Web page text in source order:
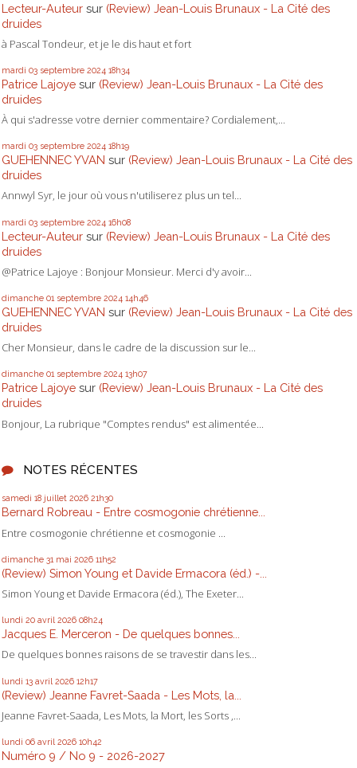
Lecteur-Auteur sur (Review) Jean-Louis Brunaux - La Cité des
druides
à Pascal Tondeur, et je le dis haut et fort
mardi 03 septembre 2024 18h34
Patrice Lajoye sur (Review) Jean-Louis Brunaux - La Cité des
druides
À qui s'adresse votre dernier commentaire? Cordialement,...
mardi 03 septembre 2024 18h19
GUEHENNEC YVAN sur (Review) Jean-Louis Brunaux - La Cité des
druides
Annwyl Syr, le jour où vous n'utiliserez plus un tel...
mardi 03 septembre 2024 16h08
Lecteur-Auteur sur (Review) Jean-Louis Brunaux - La Cité des
druides
@Patrice Lajoye : Bonjour Monsieur. Merci d'y avoir...
dimanche 01 septembre 2024 14h46
GUEHENNEC YVAN sur (Review) Jean-Louis Brunaux - La Cité des
druides
Cher Monsieur, dans le cadre de la discussion sur le...
dimanche 01 septembre 2024 13h07
Patrice Lajoye sur (Review) Jean-Louis Brunaux - La Cité des
druides
Bonjour, La rubrique "Comptes rendus" est alimentée...
NOTES RÉCENTES
samedi 18 juillet 2026 21h30
Bernard Robreau - Entre cosmogonie chrétienne...
Entre cosmogonie chrétienne et cosmogonie ...
dimanche 31 mai 2026 11h52
(Review) Simon Young et Davide Ermacora (éd.) -...
Simon Young et Davide Ermacora (éd.), The Exeter...
lundi 20 avril 2026 08h24
Jacques E. Merceron - De quelques bonnes...
De quelques bonnes raisons de se travestir dans les...
lundi 13 avril 2026 12h17
(Review) Jeanne Favret-Saada - Les Mots, la...
Jeanne Favret-Saada, Les Mots, la Mort, les Sorts ,...
lundi 06 avril 2026 10h42
Numéro 9 / No 9 - 2026-2027